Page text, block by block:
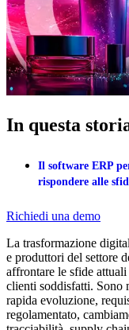
In questa
Il software ERP
rispondere alle
Richiedi una demo
La trasformazione
e produttori del settore
affrontare le sfide
clienti soddisfatti. Sono
rapida evoluzione,
regolamentato,